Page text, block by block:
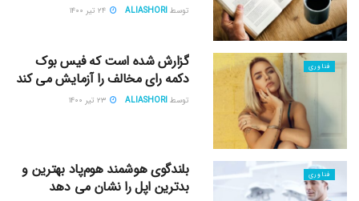
توسط ALIASHORI ۲۴ تیر ۱۴۰۰
فناوری
گزارش شده است که فیس بوک
دکمه رای مخالف را آزمایش می کند
توسط ALIASHORI ۲۳ تیر ۱۴۰۰
فناوری
بلندگوی هوشمند هوم‌پاد بهترین و
بدترین اپل را نشان می دهد